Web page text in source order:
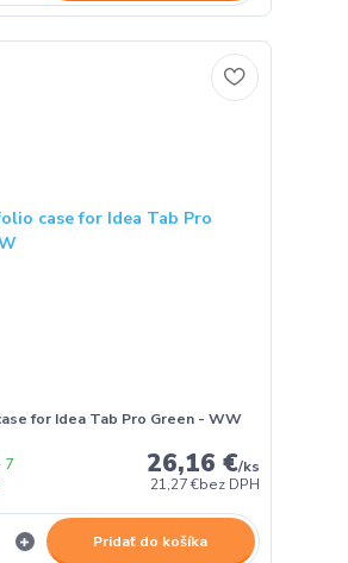
for Idea Tab Pro Green - WW
26,16 €/ks
21,27 €bez DPH
7
Pridať do košíka